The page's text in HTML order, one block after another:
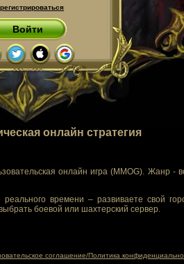
Войти
онлайн стратегия
онлайн игра (MMOG). Жанр -
времени – развиваете свой
боевой или шахтерский сервер.
соглашение/Политика